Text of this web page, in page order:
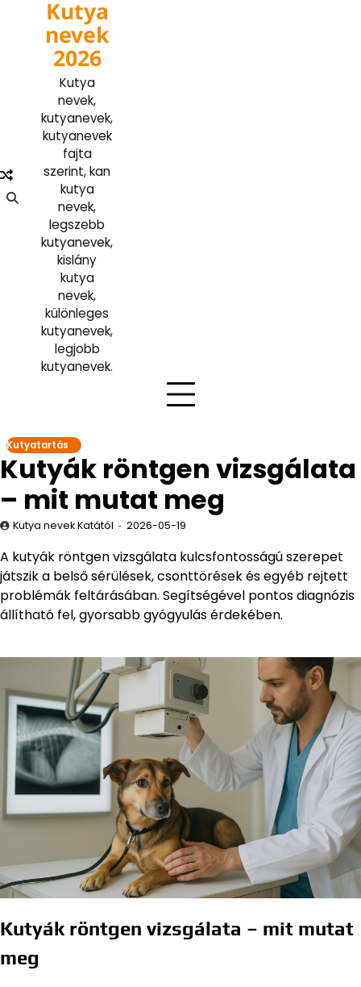
content
Kutya
nevek
2026
Kutya
nevek,
kutyanevek,
kutyanevek
fajta
szerint, kan
kutya
nevek,
legszebb
kutyanevek,
kislány
kutya
nevek,
különleges
kutyanevek,
legjobb
kutyanevek.
Kutyatartás
Kutyák röntgen vizsgálata
– mit mutat meg
Kutya nevek Katától 2026-05-19
A kutyák röntgen vizsgálata kulcsfontosságú szerepet
játszik a belső sérülések, csonttörések és egyéb rejtett
problémák feltárásában. Segítségével pontos diagnózis
állítható fel, gyorsabb gyógyulás érdekében.
Kutyák röntgen vizsgálata – mit mutat
meg